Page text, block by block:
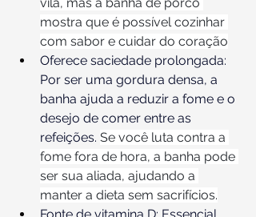
mostra que é possível cozinhar
com sabor e cuidar do coração
Oferece saciedade prolongada:
Por ser uma gordura densa, a
banha ajuda a reduzir a fome e o
desejo de comer entre as
refeições. Se você luta contra a
fome fora de hora, a banha pode
ser sua aliada, ajudando a
manter a dieta sem sacrifícios.